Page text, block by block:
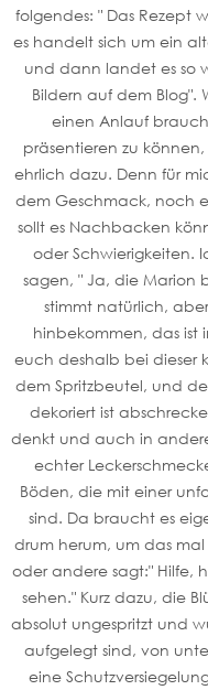
folgendes: " Das Rezept
es handelt sich um ein
und dann landet es so
Bildern auf dem Blog".
einen Anlauf
präsentieren zu
ehrlich dazu. Denn für
dem Geschmack, noch
sollt es Nachbacken
oder Schwierigkeiten.
sagen, " Ja, die Marion
stimmt natürlich,
hinbekommen, das ist
euch deshalb bei dieser
dem Spritzbeutel, und
dekoriert ist
denkt und auch in
echter
Böden, die mit einer
sind. Da braucht es
drum herum, um das
oder andere sagt:" Hilfe,
sehen." Kurz dazu, die
absolut ungespritzt und
aufgelegt sind, von
eine